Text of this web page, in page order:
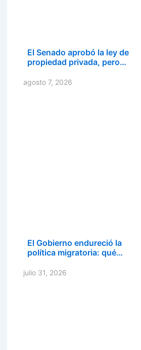
El Senado aprobó la ley de
propiedad privada, pero…
agosto 7, 2026
El Gobierno endureció la
política migratoria: qué…
julio 31, 2026